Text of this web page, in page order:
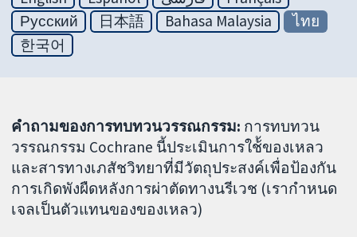
Русский
日本語 Bahasa Malaysia
ไทย
한국어
คำถามของการทบทวนวรรณกรรม: การทบทวน
วรรณกรรม Cochrane นี้ประเมินการใช้้ของเหลว
และสารทางเภสัชวิทยาที่มีวัตถุประสงค์เพื่อป้องกัน
การเกิดพังผืดหลังการผ่าตัดทางนรีเวช (เรากำหนด
เจลเป็นตัวแทนของของเหลว)